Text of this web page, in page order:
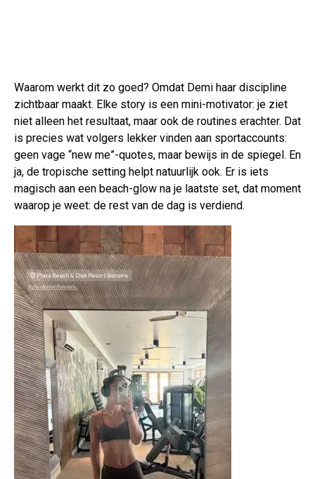
Waarom werkt dit zo goed? Omdat Demi haar discipline
zichtbaar maakt. Elke story is een mini-motivator: je ziet
niet alleen het resultaat, maar ook de routines erachter. Dat
is precies wat volgers lekker vinden aan sportaccounts:
geen vage “new me”-quotes, maar bewijs in de spiegel. En
ja, de tropische setting helpt natuurlijk ook. Er is iets
magisch aan een beach-glow na je laatste set, dat moment
waarop je weet: de rest van de dag is verdiend.